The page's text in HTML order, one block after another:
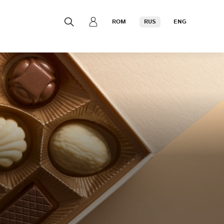
ROM RUS ENG